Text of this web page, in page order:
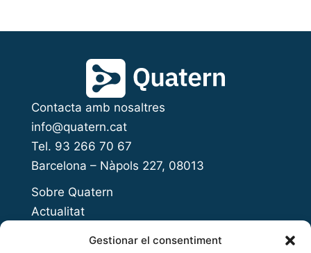
Gestionar el consentiment
Contacta amb nosaltres
info@quatern.cat
Tel. 93 266 70 67
Barcelona – Nàpols 227, 08013
Sobre Quatern
Actualitat